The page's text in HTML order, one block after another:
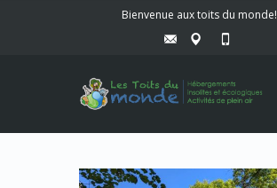
Bienvenue aux toits du monde!